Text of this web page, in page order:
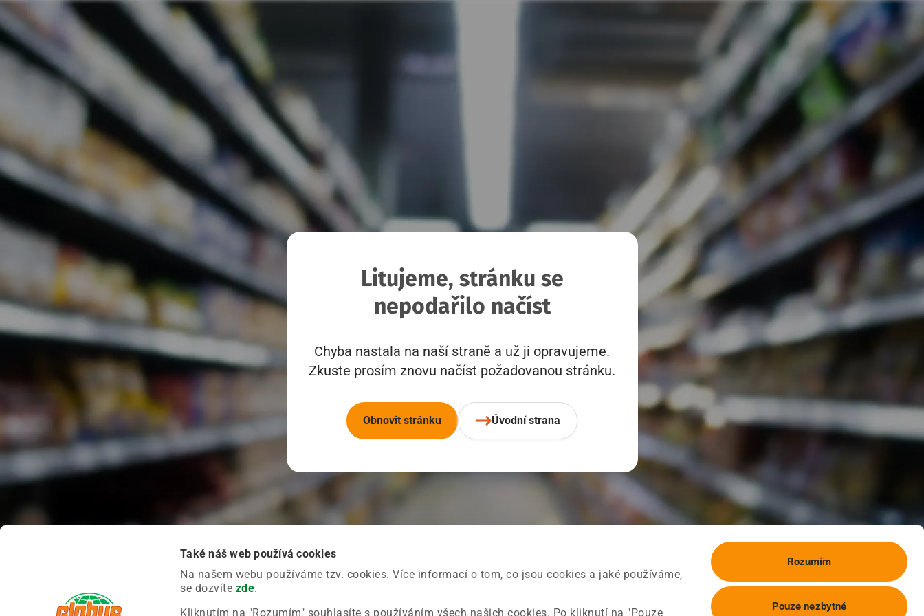
Také náš web používá cookies
Na našem webu používáme tzv. cookies. Více informací o tom, co jsou cookies a jaké používáme,
se dozvíte zde.
Kliknutím na "Rozumím" souhlasíte s používáním všech našich cookies. Po kliknutí na "Pouze
Rozumím
Pouze nezbytné
Litujeme, stránku se
nepodařilo načíst
Chyba nastala na naší straně a už ji opravujeme.
Zkuste prosím znovu načíst požadovanou stránku.
Obnovit stránku Úvodní strana